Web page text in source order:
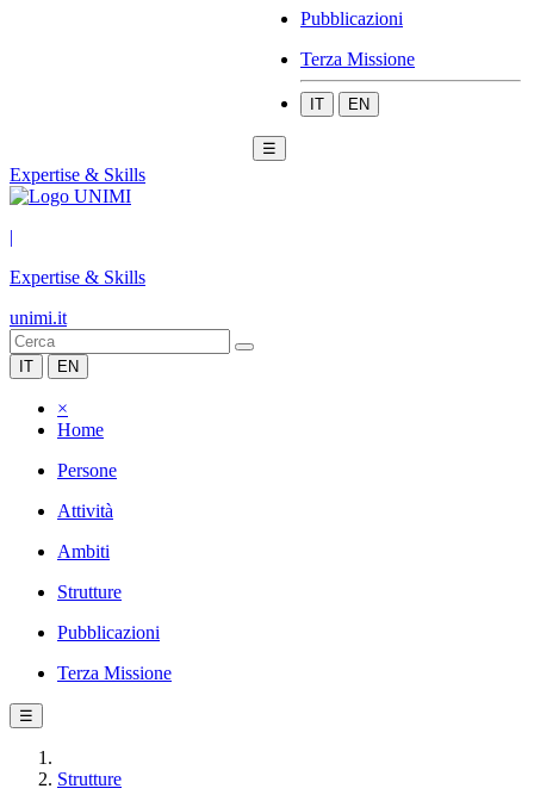
Pubblicazioni
Terza Missione
IT EN
☰
Expertise & Skills
|
Expertise & Skills
unimi.it
IT EN
×
Home
Persone
Attività
Ambiti
Strutture
Pubblicazioni
Terza Missione
☰
Strutture